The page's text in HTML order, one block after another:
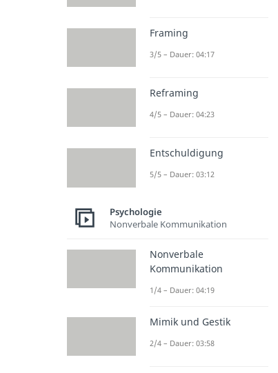
Framing
3/5 – Dauer: 04:17
Reframing
4/5 – Dauer: 04:23
Entschuldigung
5/5 – Dauer: 03:12
Psychologie
Nonverbale Kommunikation
Nonverbale
Kommunikation
1/4 – Dauer: 04:19
Mimik und Gestik
2/4 – Dauer: 03:58